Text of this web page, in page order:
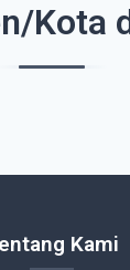
Kota
Kami